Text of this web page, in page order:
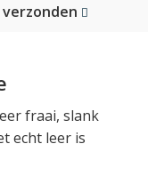
verzonden
fraai, slank
echt leer is